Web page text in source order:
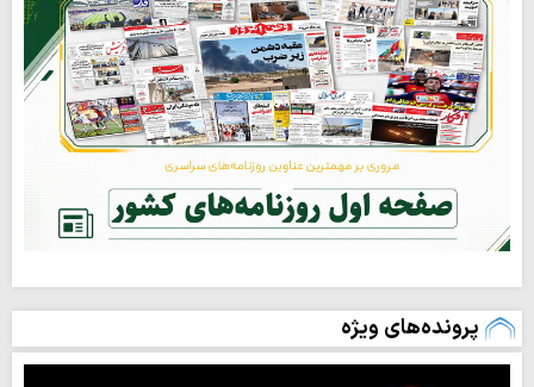
پرونده‌های ویژه